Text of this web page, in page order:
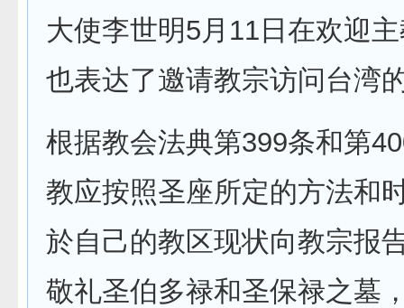
大使李世明5月11日在欢迎
也表达了邀请教宗访问台湾
根据教会法典第399条和第
教应按照圣座所定的方法和
於自己的教区现状向教宗报
敬礼圣伯多禄和圣保禄之墓